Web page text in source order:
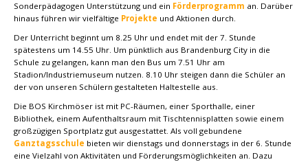
Sonderpädagogen Unterstützung und ein Förderprogramm an. Darüber
hinaus führen wir vielfältige Projekte und Aktionen durch.
Der Unterricht beginnt um 8.25 Uhr und endet mit der 7. Stunde
spätestens um 14.55 Uhr. Um pünktlich aus Brandenburg City in die
Schule zu gelangen, kann man den Bus um 7.51 Uhr am
Stadion/Industriemuseum nutzen. 8.10 Uhr steigen dann die Schüler an
der von unseren Schülern gestalteten Haltestelle aus.
Die BOS Kirchmöser ist mit PC-Räumen, einer Sporthalle, einer
Bibliothek, einem Aufenthaltsraum mit Tischtennisplatten sowie einem
großzügigen Sportplatz gut ausgestattet. Als voll gebundene
Ganztagsschule bieten wir dienstags und donnerstags in der 6. Stunde
eine Vielzahl von Aktivitäten und Förderungsmöglichkeiten an. Dazu